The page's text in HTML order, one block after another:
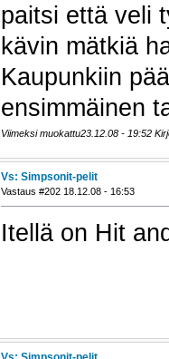
paitsi että veli
kävin mätkiä
Kaupunkiin
ensimmäinen
Viimeksi muokattu23.12.08 - 19:52
Vs: Simpsonit-pelit
Vastaus #202 18.12.08 - 16:53
Itellä on Hit